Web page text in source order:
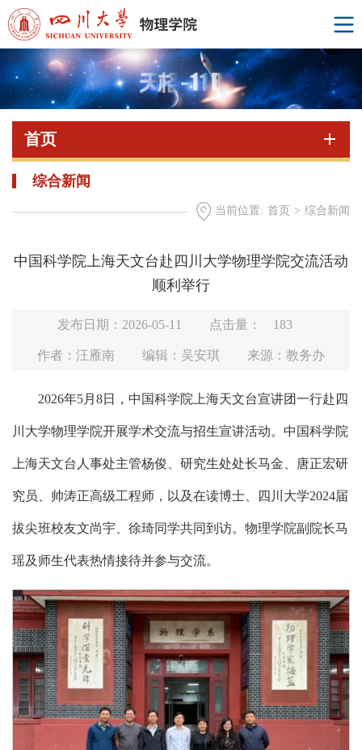
首页
综合新闻
当前位置: 首页 > 综合新闻
中国科学院上海天文台赴四川大学物理学院交流活动
顺利举行
发布日期：2026-05-11 点击量： 183
作者：汪雁南 编辑：吴安琪 来源：教务办
2026年5月8日，中国科学院上海天文台宣讲团一行赴四
川大学物理学院开展学术交流与招生宣讲活动。中国科学院
上海天文台人事处主管杨俊、研究生处处长马金、唐正宏研
究员、帅涛正高级工程师，以及在读博士、四川大学2024届
拔尖班校友文尚宇、徐琦同学共同到访。物理学院副院长马
瑶及师生代表热情接待并参与交流。